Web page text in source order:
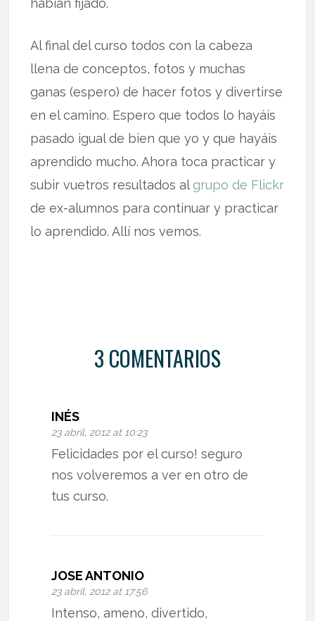
habían fijado.
Al final del curso todos con la cabeza
llena de conceptos, fotos y muchas
ganas (espero) de hacer fotos y divertirse
en el camino. Espero que todos lo hayáis
pasado igual de bien que yo y que hayáis
aprendido mucho. Ahora toca practicar y
subir vuetros resultados al grupo de Flickr
de ex-alumnos para continuar y practicar
lo aprendido. Allí nos vemos.
3 COMENTARIOS
INÉS
23 abril, 2012 at 10:23
Felicidades por el curso! seguro
nos volveremos a ver en otro de
tus curso.
JOSE ANTONIO
23 abril, 2012 at 17:56
Intenso, ameno, divertido,